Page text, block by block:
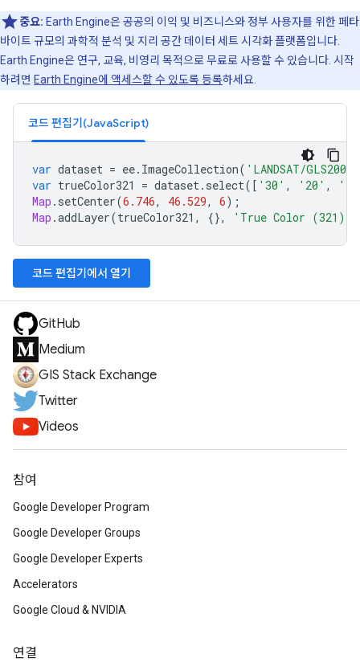
중요: Earth Engine은 공공의 이익 및 비즈니스와 정부 사용자를 위한 페타
바이트 규모의 과학적 분석 및 지리 공간 데이터 세트 시각화 플랫폼입니다.
Earth Engine은 연구, 교육, 비영리 목적으로 무료로 사용할 수 있습니다. 시작
하려면 Earth Engine에 액세스할 수 있도록 등록하세요.
코드 편집기(JavaScript)
var dataset = ee. ImageCollection( 'LANDSAT/
var trueColor321 = dataset. select([ '30' , '20' ,
Map . setCenter(6.746, 46.529, 6);
Map .addLayer(trueColor321 , {}, 'True Color (321)'
코드 편집기에서 열기
GitHub
Medium
GIS Stack Exchange
Twitter
Videos
참여
Google Developer Program
Google Developer Groups
Google Developer Experts
Accelerators
Google Cloud & NVIDIA
연결